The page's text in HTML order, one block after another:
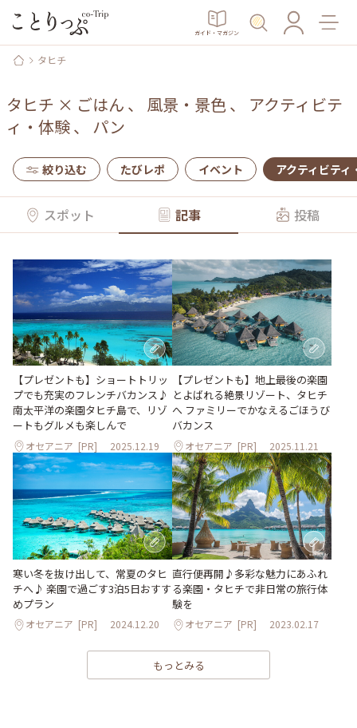
ガイド・マガジン
タヒチ
タヒチ × ごはん 、 風景・景色、 アクティビテ
ィ・体験、 パン
絞り込む たびレポ イベント アクティビティ
スポット 記事 投稿
【プレゼントも】ショートトリッ
プでも充実のフレンチバカンス♪
南太平洋の楽園タヒチ島で、リゾ
ートもグルメも楽しんで
オセアニア [PR] 2025.12.19
【プレゼントも】地上最後の楽園
とよばれる絶景リゾート、タヒチ
へ ファミリーでかなえるごほうび
バカンス
オセアニア [PR] 2025.11.21
寒い冬を抜け出して、常夏のタヒ
チへ♪ 楽園で過ごす3泊5日おすす
めプラン
オセアニア [PR] 2024.12.20
直行便再開♪多彩な魅力にあふれ
る楽園・タヒチで非日常の旅行体
験を
オセアニア [PR] 2023.02.17
もっとみる